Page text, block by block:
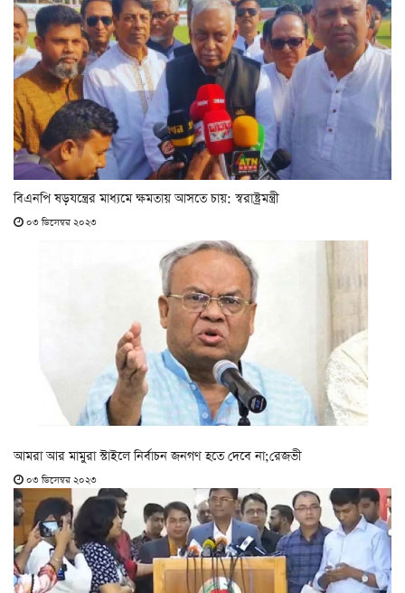
বিএনপি ষড়যন্ত্রের মাধ্যমে ক্ষমতায় আসতে চায়: স্বরাষ্ট্রমন্ত্রী
০৩ ডিসেম্বর ২০২৩
আমরা আর মামুরা স্টাইলে নির্বাচন জনগণ হতে দেবে না;রেজভী
০৩ ডিসেম্বর ২০২৩